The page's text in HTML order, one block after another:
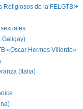
Religiosos de la FELGTBI+
Galigay)
«Oscar Hermes Villordo»
(Italia)